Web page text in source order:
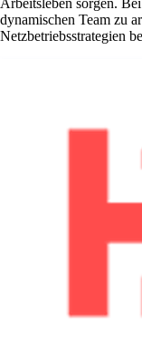
dynamischen Team zu
Netzbetriebsstrategien